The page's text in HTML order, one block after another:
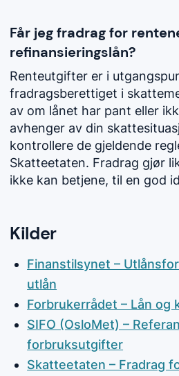
Får jeg fradrag for
refinansieringslån?
Renteutgifter er i
fradragsberettiget i
av om lånet har pant eller
avhenger av din
kontrollere de gjeldende
Skatteetaten. Fradrag gjør
ikke kan betjene, til en god
Kilder
Finanstilsynet –
utlån
Forbrukerrådet – Lån og
SIFO (OsloMet) –
forbruksutgifter
Skatteetaten – Fradrag